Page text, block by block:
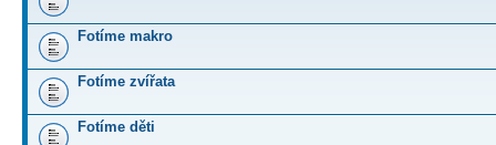
Fotíme makro
Fotíme zvířata
Fotíme děti